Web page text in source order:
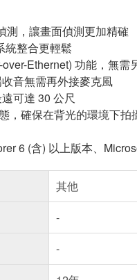
測，讓畫面偵測更加精確
統整合更輕鬆
Ethernet) 功能，無需
音無需再外接麥克風
可達 30 公尺
，確保在背光的環境下
6 (含) 以上版本、
其他
-
-